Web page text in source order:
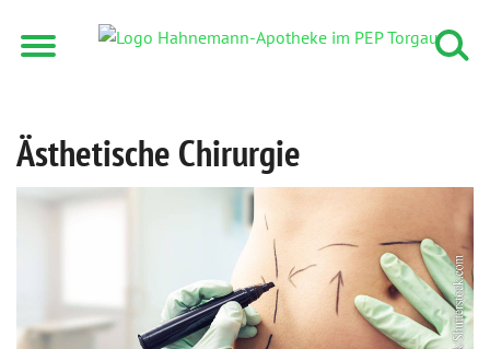
Hahnemann-Apotheke im PEP Torgau
Krankheiten & Therapie
Ästhetische Chirurgie
Ästhetische Chirurgie